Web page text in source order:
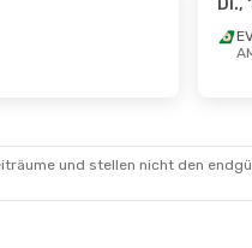
Di.,
und stellen nicht den